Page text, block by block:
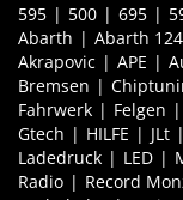
595 500 695
Abarth
Abarth
Akrapovic
APE
Bremsen
Fahrwerk
Felgen
Gtech
HILFE JLt
Ladedruck
LED
Radio
Record